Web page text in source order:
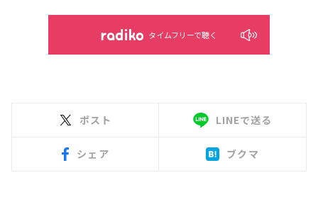
タイムフリーで聴く
ポスト LINEで送る
シェア ブクマ